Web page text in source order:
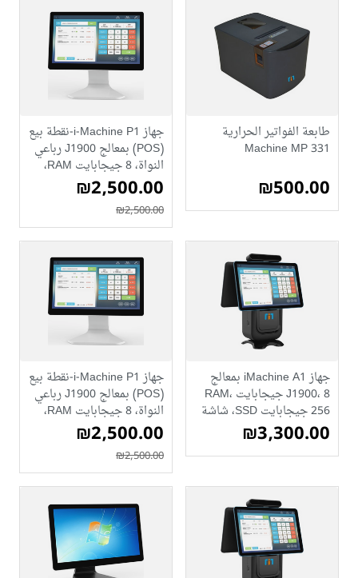
طابعة الفواتير الحرارية
Machine MP 331
₪500.00
جهاز i-Machine P1-نقطة بيع
(POS) بمعالج J1900 رباعي
النواة، 8 جيجابايت RAM،
و256 جيجابايت SSD
(ابيض)
₪2,500.00
₪2,500.00
جهاز iMachine A1 بمعالج
J1900، 8 جيجابايت RAM،
256 جيجابايت SSD، شاشة
مزدوجة 14.1 بوصة، طابعة
80 مم، بلوتوث، واي فاي
₪3,300.00
جهاز i-Machine P1-نقطة بيع
(POS) بمعالج J1900 رباعي
النواة، 8 جيجابايت RAM،
و256 جيجابايت SSD
(ابيض)
₪2,500.00
₪2,500.00